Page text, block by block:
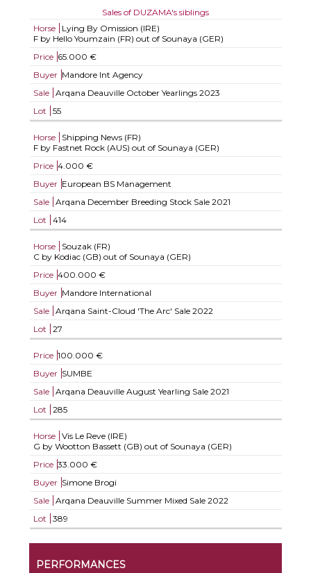
Sales of DUZAMA's siblings
Horse
Lying By Omission (IRE)
F by Hello Youmzain (FR) out of Sounaya (GER)
Price 65.000 €
Buyer Mandore Int Agency
Sale
Arqana Deauville October Yearlings 2023
Lot
55
Horse
Shipping News (FR)
F by Fastnet Rock (AUS) out of Sounaya (GER)
Price 4.000 €
Buyer European BS Management
Sale
Arqana December Breeding Stock Sale 2021
Lot
414
Horse
Souzak (FR)
C by Kodiac (GB) out of Sounaya (GER)
Price 400.000 €
Buyer Mandore International
Sale
Arqana Saint-Cloud 'The Arc' Sale 2022
Lot
27
Price 100.000 €
Buyer SUMBE
Sale
Arqana Deauville August Yearling Sale 2021
Lot
285
Horse
Vis Le Reve (IRE)
G by Wootton Bassett (GB) out of Sounaya (GER)
Price 33.000 €
Buyer Simone Brogi
Sale
Arqana Deauville Summer Mixed Sale 2022
Lot
389
PERFORMANCES